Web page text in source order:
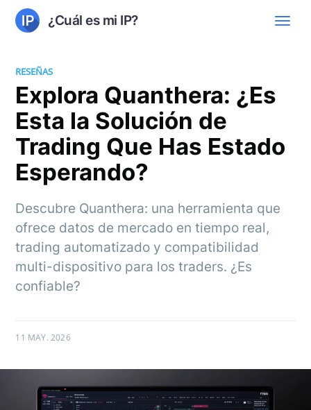
¿Cuál es mi IP?
RESEÑAS
Explora Quanthera: ¿Es
Esta la Solución de
Trading Que Has Estado
Esperando?
Descubre Quanthera: una herramienta que
ofrece datos de mercado en tiempo real,
trading automatizado y compatibilidad
multi-dispositivo para los traders. ¿Es
confiable?
11 MAY. 2026